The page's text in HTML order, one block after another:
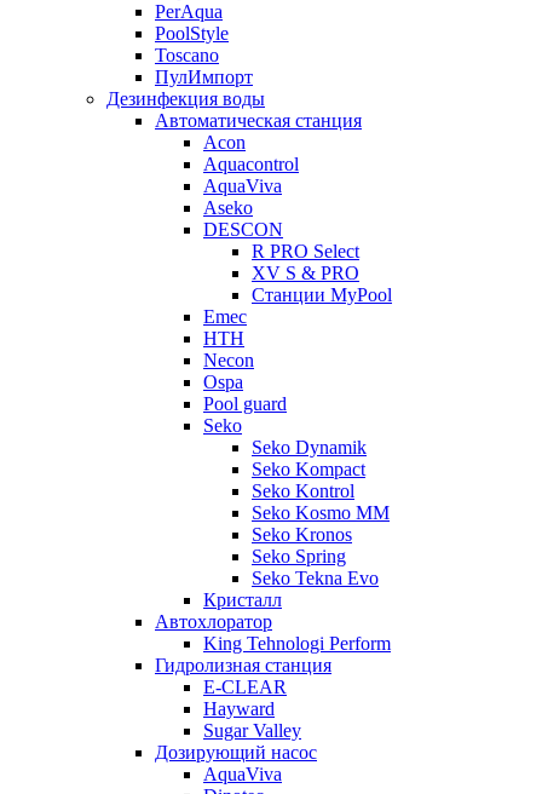
PerAqua
PoolStyle
Toscano
ПулИмпорт
Дезинфекция воды
Автоматическая станция
Acon
Aquacontrol
AquaViva
Aseko
DESCON
R PRO Select
XV S & PRO
Станции MyPool
Emec
HTH
Necon
Ospa
Pool guard
Seko
Seko Dynamik
Seko Kompact
Seko Kontrol
Seko Kosmo MM
Seko Kronos
Seko Spring
Seko Tekna Evo
Кристалл
Автохлоратор
King Tehnologi Perform
Гидролизная станция
E-CLEAR
Hayward
Sugar Valley
Дозирующий насос
AquaViva